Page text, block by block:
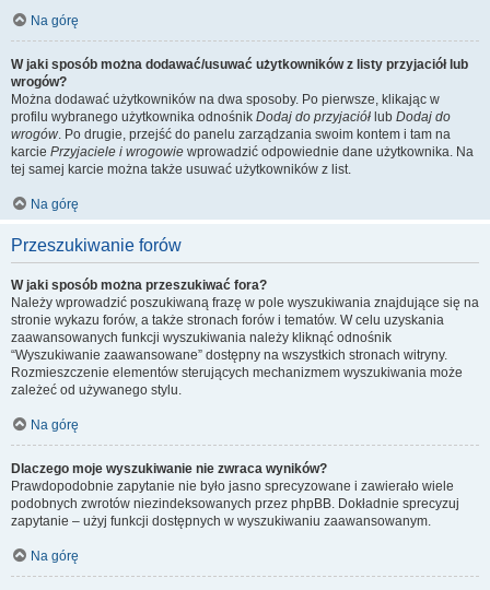
Na górę
W jaki sposób można dodawać/usuwać użytkowników z listy przyjaciół lub
wrogów?
Można dodawać użytkowników na dwa sposoby. Po pierwsze, klikając w
profilu wybranego użytkownika odnośnik Dodaj do przyjaciół lub Dodaj do
wrogów. Po drugie, przejść do panelu zarządzania swoim kontem i tam na
karcie Przyjaciele i wrogowie wprowadzić odpowiednie dane użytkownika. Na
tej samej karcie można także usuwać użytkowników z list.
Na górę
Przeszukiwanie forów
W jaki sposób można przeszukiwać fora?
Należy wprowadzić poszukiwaną frazę w pole wyszukiwania znajdujące się na
stronie wykazu forów, a także stronach forów i tematów. W celu uzyskania
zaawansowanych funkcji wyszukiwania należy kliknąć odnośnik
“Wyszukiwanie zaawansowane” dostępny na wszystkich stronach witryny.
Rozmieszczenie elementów sterujących mechanizmem wyszukiwania może
zależeć od używanego stylu.
Na górę
Dlaczego moje wyszukiwanie nie zwraca wyników?
Prawdopodobnie zapytanie nie było jasno sprecyzowane i zawierało wiele
podobnych zwrotów niezindeksowanych przez phpBB. Dokładnie sprecyzuj
zapytanie – użyj funkcji dostępnych w wyszukiwaniu zaawansowanym.
Na górę